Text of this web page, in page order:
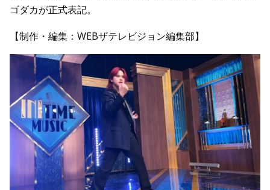
ゴダカが正式表記。
【制作・編集：WEBザテレビジョン編集部】